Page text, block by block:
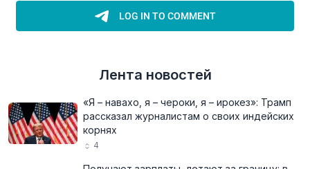
Лента новостей
«Я – навахо, я – чероки, я – ирокез»: Трамп
рассказал журналистам о своих индейских
корнях
4